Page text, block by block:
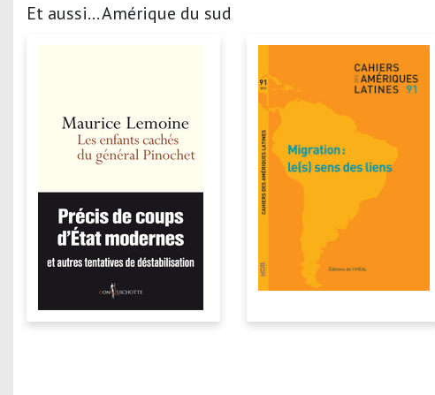
Et aussi... Amérique du sud